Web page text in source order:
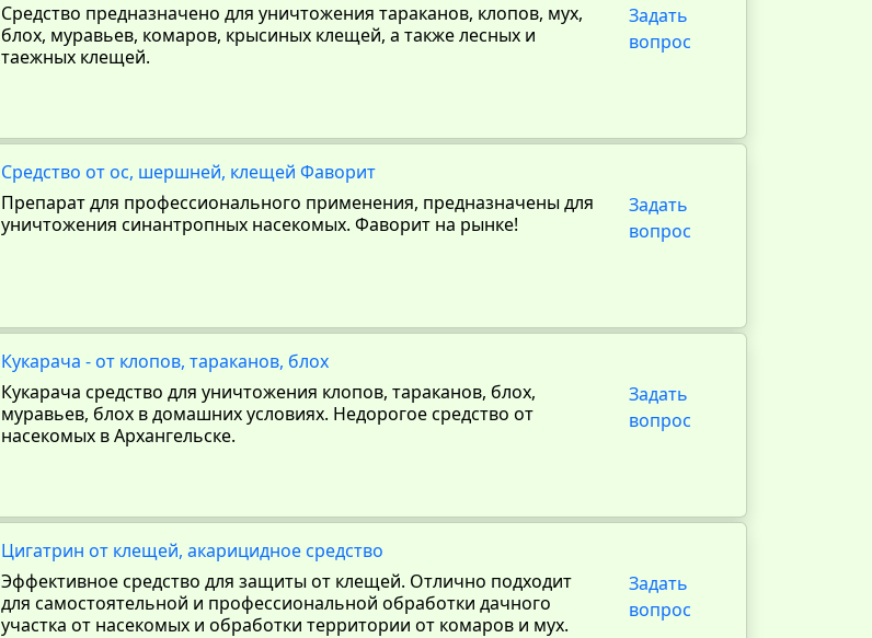
Средство предназначено для уничтожения тараканов, клопов, мух,
блох, муравьев, комаров, крысиных клещей, а также лесных и
таежных клещей.
Задать
вопрос
Средство от ос, шершней, клещей Фаворит
Препарат для профессионального применения, предназначены для
уничтожения синантропных насекомых. Фаворит на рынке!
Задать
вопрос
Кукарача - от клопов, тараканов, блох
Кукарача средство для уничтожения клопов, тараканов, блох,
муравьев, блох в домашних условиях. Недорогое средство от
насекомых в Архангельске.
Задать
вопрос
Цигатрин от клещей, акарицидное средство
Эффективное средство для защиты от клещей. Отлично подходит
для самостоятельной и профессиональной обработки дачного
участка от насекомых и обработки территории от комаров и мух.
Задать
вопрос